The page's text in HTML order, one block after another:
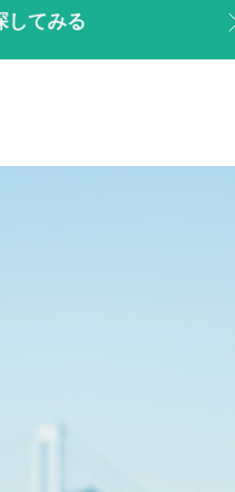
してみる